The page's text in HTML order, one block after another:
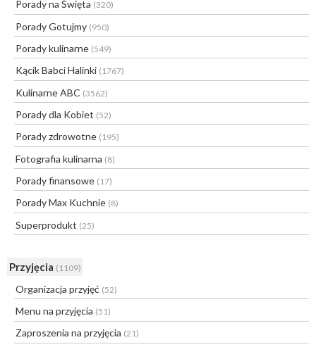
Porady na Święta (320)
Porady Gotujmy (950)
Porady kulinarne (549)
Kącik Babci Halinki (1767)
Kulinarne ABC (3562)
Porady dla Kobiet (52)
Porady zdrowotne (195)
Fotografia kulinarna (8)
Porady finansowe (17)
Porady Max Kuchnie (8)
Superprodukt (25)
Przyjęcia (1109)
Organizacja przyjęć (52)
Menu na przyjęcia (51)
Zaproszenia na przyjęcia (21)